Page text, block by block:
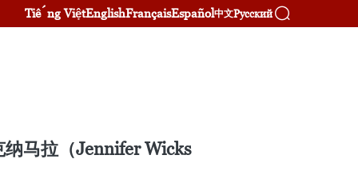
Tiếng ViệtEnglishFrançaisEspañol中文Русский
纳马拉（Jennifer Wicks